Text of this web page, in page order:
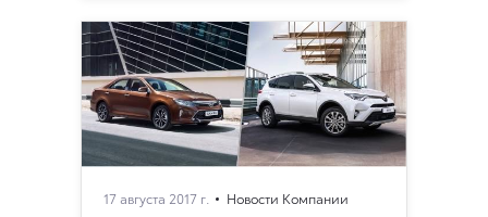
17 августа 2017 г. Новости Компании